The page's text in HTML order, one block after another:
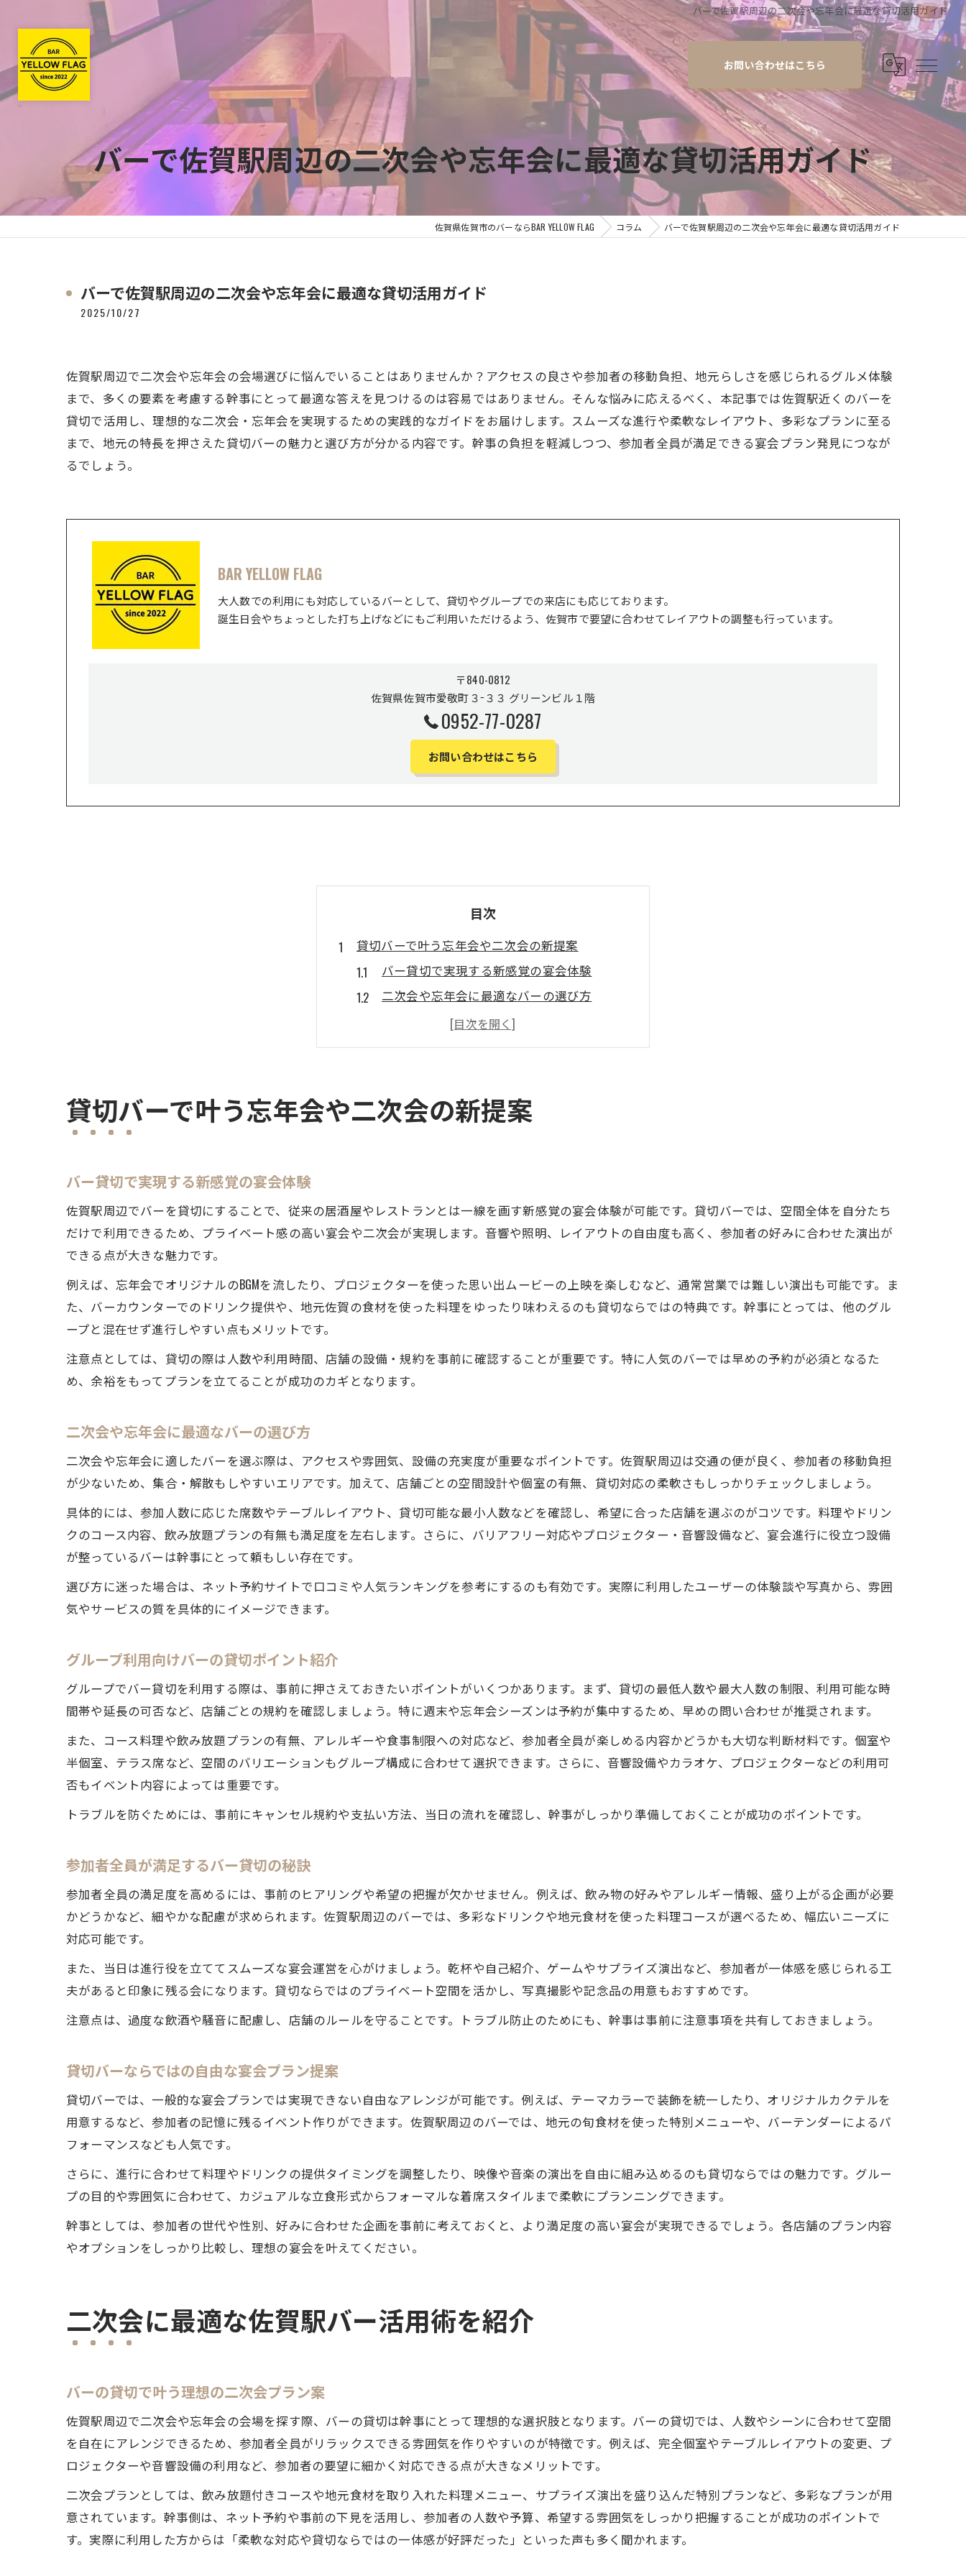
バーで佐賀駅周辺の二次会や忘年会に最適な貸切活用ガイド
お問い合わせはこちら
バーで佐賀駅周辺の二次会や忘年会に最適な貸切活用ガイド
佐賀県佐賀市のバーならBAR YELLOW FLAG コラム バーで佐賀駅周辺の二次会や忘年会に最適な貸切活用ガイド
バーで佐賀駅周辺の二次会や忘年会に最適な貸切活用ガイド
2025/10/27
佐賀駅周辺で二次会や忘年会の会場選びに悩んでいることはありませんか？アクセスの良さや参加者の移動負担、地元らしさを感じられるグルメ体験
まで、多くの要素を考慮する幹事にとって最適な答えを見つけるのは容易ではありません。そんな悩みに応えるべく、本記事では佐賀駅近くのバーを
貸切で活用し、理想的な二次会・忘年会を実現するための実践的なガイドをお届けします。スムーズな進行や柔軟なレイアウト、多彩なプランに至る
まで、地元の特長を押さえた貸切バーの魅力と選び方が分かる内容です。幹事の負担を軽減しつつ、参加者全員が満足できる宴会プラン発見につなが
るでしょう。
BAR YELLOW FLAG
大人数での利用にも対応しているバーとして、貸切やグループでの来店にも応じております。
誕生日会やちょっとした打ち上げなどにもご利用いただけるよう、佐賀市で要望に合わせてレイアウトの調整も行っています。
〒840-0812
佐賀県佐賀市愛敬町３−３３ グリーンビル１階
0952-77-0287
お問い合わせはこちら
目次
貸切バーで叶う忘年会や二次会の新提案
バー貸切で実現する新感覚の宴会体験
二次会や忘年会に最適なバーの選び方
グループ利用向けバーの貸切ポイント紹介
参加者全員が満足するバー貸切の秘訣
二次会に最適な佐賀駅バー活用術を紹介
バーの貸切で叶う理想の二次会プラン案
アクセス良好なバーで二次会を快適に
参加者が喜ぶバー貸切の演出ポイント
柔軟な対応が魅力のバー貸切活用法
貸切バーならではのコースアレンジ事例
バー貸切で安心して楽しめる理由とは
バーの雰囲気で選ぶ宴会の盛り上げ方
移動負担を減らす駅近バーの選び方
アクセス重視で選ぶバーのメリット
参加者に優しいバー貸切の工夫とは
貸切バーで叶う忘年会や二次会の新提案
バー貸切で実現する新感覚の宴会体験
佐賀駅周辺でバーを貸切にすることで、従来の居酒屋やレストランとは一線を画す新感覚の宴会体験が可能です。貸切バーでは、空間全体を自分たち
だけで利用できるため、プライベート感の高い宴会や二次会が実現します。音響や照明、レイアウトの自由度も高く、参加者の好みに合わせた演出が
できる点が大きな魅力です。
例えば、忘年会でオリジナルのBGMを流したり、プロジェクターを使った思い出ムービーの上映を楽しむなど、通常営業では難しい演出も可能です。ま
た、バーカウンターでのドリンク提供や、地元佐賀の食材を使った料理をゆったり味わえるのも貸切ならではの特典です。幹事にとっては、他のグル
ープと混在せず進行しやすい点もメリットです。
注意点としては、貸切の際は人数や利用時間、店舗の設備・規約を事前に確認することが重要です。特に人気のバーでは早めの予約が必須となるた
め、余裕をもってプランを立てることが成功のカギとなります。
二次会や忘年会に最適なバーの選び方
二次会や忘年会に適したバーを選ぶ際は、アクセスや雰囲気、設備の充実度が重要なポイントです。佐賀駅周辺は交通の便が良く、参加者の移動負担
が少ないため、集合・解散もしやすいエリアです。加えて、店舗ごとの空間設計や個室の有無、貸切対応の柔軟さもしっかりチェックしましょう。
具体的には、参加人数に応じた席数やテーブルレイアウト、貸切可能な最小人数などを確認し、希望に合った店舗を選ぶのがコツです。料理やドリン
クのコース内容、飲み放題プランの有無も満足度を左右します。さらに、バリアフリー対応やプロジェクター・音響設備など、宴会進行に役立つ設備
が整っているバーは幹事にとって頼もしい存在です。
選び方に迷った場合は、ネット予約サイトで口コミや人気ランキングを参考にするのも有効です。実際に利用したユーザーの体験談や写真から、雰囲
気やサービスの質を具体的にイメージできます。
グループ利用向けバーの貸切ポイント紹介
グループでバー貸切を利用する際は、事前に押さえておきたいポイントがいくつかあります。まず、貸切の最低人数や最大人数の制限、利用可能な時
間帯や延長の可否など、店舗ごとの規約を確認しましょう。特に週末や忘年会シーズンは予約が集中するため、早めの問い合わせが推奨されます。
また、コース料理や飲み放題プランの有無、アレルギーや食事制限への対応など、参加者全員が楽しめる内容かどうかも大切な判断材料です。個室や
半個室、テラス席など、空間のバリエーションもグループ構成に合わせて選択できます。さらに、音響設備やカラオケ、プロジェクターなどの利用可
否もイベント内容によっては重要です。
トラブルを防ぐためには、事前にキャンセル規約や支払い方法、当日の流れを確認し、幹事がしっかり準備しておくことが成功のポイントです。
参加者全員が満足するバー貸切の秘訣
参加者全員の満足度を高めるには、事前のヒアリングや希望の把握が欠かせません。例えば、飲み物の好みやアレルギー情報、盛り上がる企画が必要
かどうかなど、細やかな配慮が求められます。佐賀駅周辺のバーでは、多彩なドリンクや地元食材を使った料理コースが選べるため、幅広いニーズに
対応可能です。
また、当日は進行役を立ててスムーズな宴会運営を心がけましょう。乾杯や自己紹介、ゲームやサプライズ演出など、参加者が一体感を感じられる工
夫があると印象に残る会になります。貸切ならではのプライベート空間を活かし、写真撮影や記念品の用意もおすすめです。
注意点は、過度な飲酒や騒音に配慮し、店舗のルールを守ることです。トラブル防止のためにも、幹事は事前に注意事項を共有しておきましょう。
貸切バーならではの自由な宴会プラン提案
貸切バーでは、一般的な宴会プランでは実現できない自由なアレンジが可能です。例えば、テーマカラーで装飾を統一したり、オリジナルカクテルを
用意するなど、参加者の記憶に残るイベント作りができます。佐賀駅周辺のバーでは、地元の旬食材を使った特別メニューや、バーテンダーによるパ
フォーマンスなども人気です。
さらに、進行に合わせて料理やドリンクの提供タイミングを調整したり、映像や音楽の演出を自由に組み込めるのも貸切ならではの魅力です。グルー
プの目的や雰囲気に合わせて、カジュアルな立食形式からフォーマルな着席スタイルまで柔軟にプランニングできます。
幹事としては、参加者の世代や性別、好みに合わせた企画を事前に考えておくと、より満足度の高い宴会が実現できるでしょう。各店舗のプラン内容
やオプションをしっかり比較し、理想の宴会を叶えてください。
二次会に最適な佐賀駅バー活用術を紹介
バーの貸切で叶う理想の二次会プラン案
佐賀駅周辺で二次会や忘年会の会場を探す際、バーの貸切は幹事にとって理想的な選択肢となります。バーの貸切では、人数やシーンに合わせて空間
を自在にアレンジできるため、参加者全員がリラックスできる雰囲気を作りやすいのが特徴です。例えば、完全個室やテーブルレイアウトの変更、プ
ロジェクターや音響設備の利用など、参加者の要望に細かく対応できる点が大きなメリットです。
二次会プランとしては、飲み放題付きコースや地元食材を取り入れた料理メニュー、サプライズ演出を盛り込んだ特別プランなど、多彩なプランが用
意されています。幹事側は、ネット予約や事前の下見を活用し、参加者の人数や予算、希望する雰囲気をしっかり把握することが成功のポイントで
す。実際に利用した方からは「柔軟な対応や貸切ならではの一体感が好評だった」といった声も多く聞かれます。
お問い合わせはこちら
お問い合わせはこちら